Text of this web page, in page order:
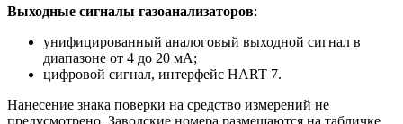
Выходные сигналы газоанализаторов:
унифицированный аналоговый выходной сигнал в
диапазоне от 4 до 20 мА;
цифровой сигнал, интерфейс HART 7.
Нанесение знака поверки на средство измерений не
предусмотрено. Заводские номера размещаются на табличке